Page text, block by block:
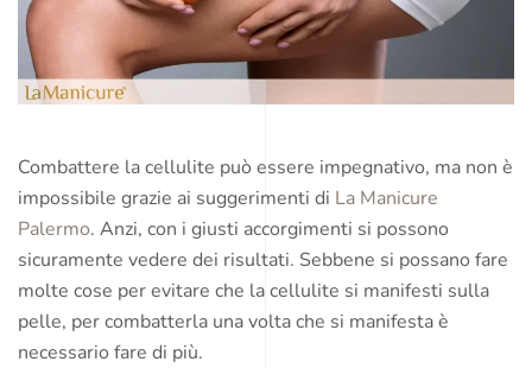
Combattere la cellulite può essere impegnativo, ma non è
impossibile grazie ai suggerimenti di La Manicure
Palermo. Anzi, con i giusti accorgimenti si possono
sicuramente vedere dei risultati. Sebbene si possano fare
molte cose per evitare che la cellulite si manifesti sulla
pelle, per combatterla una volta che si manifesta è
necessario fare di più.